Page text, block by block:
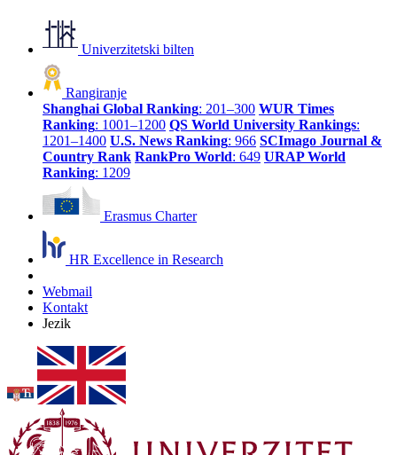
Univerzitetski bilten
Rangiranje
Shanghai Global Ranking: 201–300 WUR Times
Ranking: 1001–1200 QS World University Rankings:
1201–1400 U.S. News Ranking: 966 SCImago Journal &
Country Rank RankPro World: 649 URAP World
Ranking: 1209
Erasmus Charter
HR Excellence in Research
Webmail
Kontakt
Jezik